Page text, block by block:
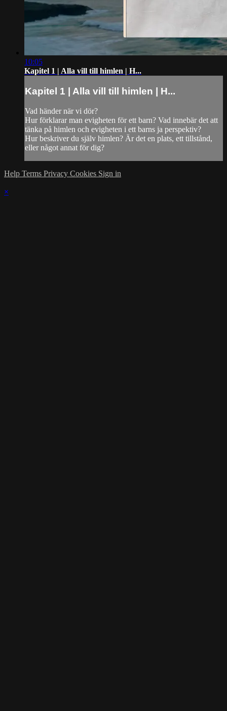
10:05
Kapitel 1 | Alla vill till himlen | H...
Kapitel 1 | Alla vill till himlen | H...
Vad händer när vi dör?
Hur förklarar man evigheten för ett barn? Vad innebär det att
tänka på himlen och evigheten i ett barns ja perspektiv?
Hur beskriver du själv himlen? Är det en plats, ett tillstånd,
eller något annat för dig?
Help Terms Privacy Cookies Sign in
×